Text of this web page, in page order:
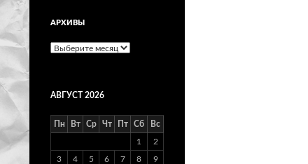
АРХИВЫ
Архивы
АВГУСТ 2026
Пн Вт Ср Чт Пт Сб Вс
1 2
3 4 5 6 7 8 9